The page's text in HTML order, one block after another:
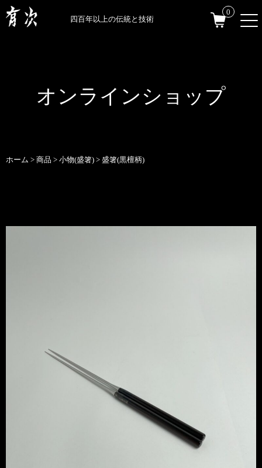
四百年以上の伝統と技術
0
オンラインショップ
ホーム > 商品 > 小物(盛箸) > 盛箸(黒檀柄)